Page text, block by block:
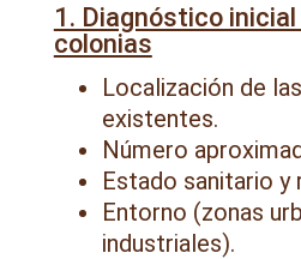
1. Diagnóstico inicial
colonias
Localización de
existentes.
Número
Estado sanitario y
Entorno (zonas
industriales).